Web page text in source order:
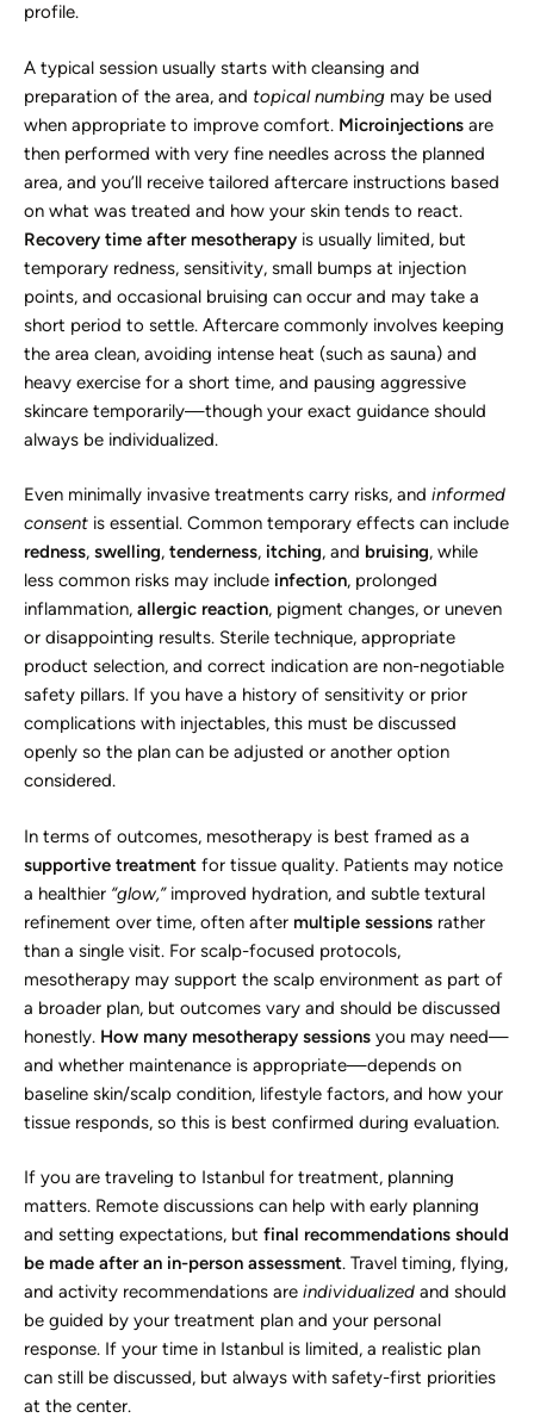
profile.
A typical session usually starts with cleansing and
preparation of the area, and topical numbing may be used
when appropriate to improve comfort. Microinjections are
then performed with very fine needles across the planned
area, and you’ll receive tailored aftercare instructions based
on what was treated and how your skin tends to react.
Recovery time after mesotherapy is usually limited, but
temporary redness, sensitivity, small bumps at injection
points, and occasional bruising can occur and may take a
short period to settle. Aftercare commonly involves keeping
the area clean, avoiding intense heat (such as sauna) and
heavy exercise for a short time, and pausing aggressive
skincare temporarily—though your exact guidance should
always be individualized.
Even minimally invasive treatments carry risks, and informed
consent is essential. Common temporary effects can include
redness, swelling, tenderness, itching, and bruising, while
less common risks may include infection, prolonged
inflammation, allergic reaction, pigment changes, or uneven
or disappointing results. Sterile technique, appropriate
product selection, and correct indication are non-negotiable
safety pillars. If you have a history of sensitivity or prior
complications with injectables, this must be discussed
openly so the plan can be adjusted or another option
considered.
In terms of outcomes, mesotherapy is best framed as a
supportive treatment for tissue quality. Patients may notice
a healthier “glow,”improved hydration, and subtle textural
refinement over time, often after multiple sessions rather
than a single visit. For scalp-focused protocols,
mesotherapy may support the scalp environment as part of
a broader plan, but outcomes vary and should be discussed
honestly. How many mesotherapy sessions you may need—
and whether maintenance is appropriate—depends on
baseline skin/scalp condition, lifestyle factors, and how your
tissue responds, so this is best confirmed during evaluation.
If you are traveling to Istanbul for treatment, planning
matters. Remote discussions can help with early planning
and setting expectations, but final recommendations should
be made after an in-person assessment. Travel timing, flying,
and activity recommendations are individualized and should
be guided by your treatment plan and your personal
response. If your time in Istanbul is limited, a realistic plan
can still be discussed, but always with safety-first priorities
at the center.